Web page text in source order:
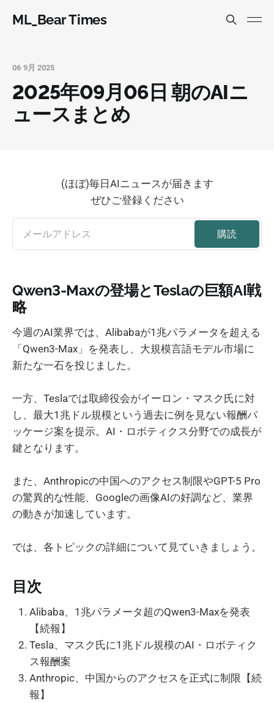
ML_Bear Times
06 9月 2025
2025年09月06日 朝のAIニ
ュースまとめ
(ほぼ)毎日AIニュースが届きます
ぜひご登録ください
Qwen3-Maxの登場とTeslaの巨額AI戦
略
今週のAI業界では、Alibabaが1兆パラメータを超える
「Qwen3-Max」を発表し、大規模言語モデル市場に
新たな一石を投じました。
一方、Teslaでは取締役会がイーロン・マスク氏に対
し、最大1兆ドル規模という過去に例を見ない報酬パ
ッケージ案を提示。AI・ロボティクス分野での成長が
鍵となります。
また、Anthropicの中国へのアクセス制限やGPT-5 Pro
の驚異的な性能、Googleの画像AIの好調など、業界
の動きが加速しています。
では、各トピックの詳細について見ていきましょう。
目次
Alibaba、1兆パラメータ超のQwen3-Maxを発表
【続報】
Tesla、マスク氏に1兆ドル規模のAI・ロボティク
ス報酬案
Anthropic、中国からのアクセスを正式に制限【続
報】